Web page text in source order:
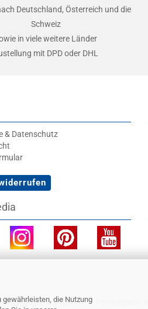
die Nutzung
Deutschland, Österreich und die
Schweiz
in viele weitere Länder
mit DPD oder DHL
& Datenschutz
© 2026 www.Fensterperle.de